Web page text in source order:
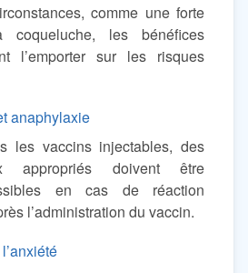
comme une forte
les bénéfices
l’emporter sur les risques
anaphylaxie
les vaccins injectables, des
appropriés doivent être
en cas de réaction
l’administration du vaccin.